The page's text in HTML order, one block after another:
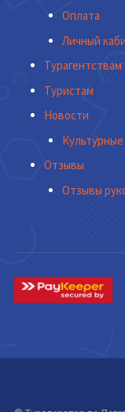
Оплата
Личный
Турагентствам
Туристам
Новости
Отзывы
Отзывы